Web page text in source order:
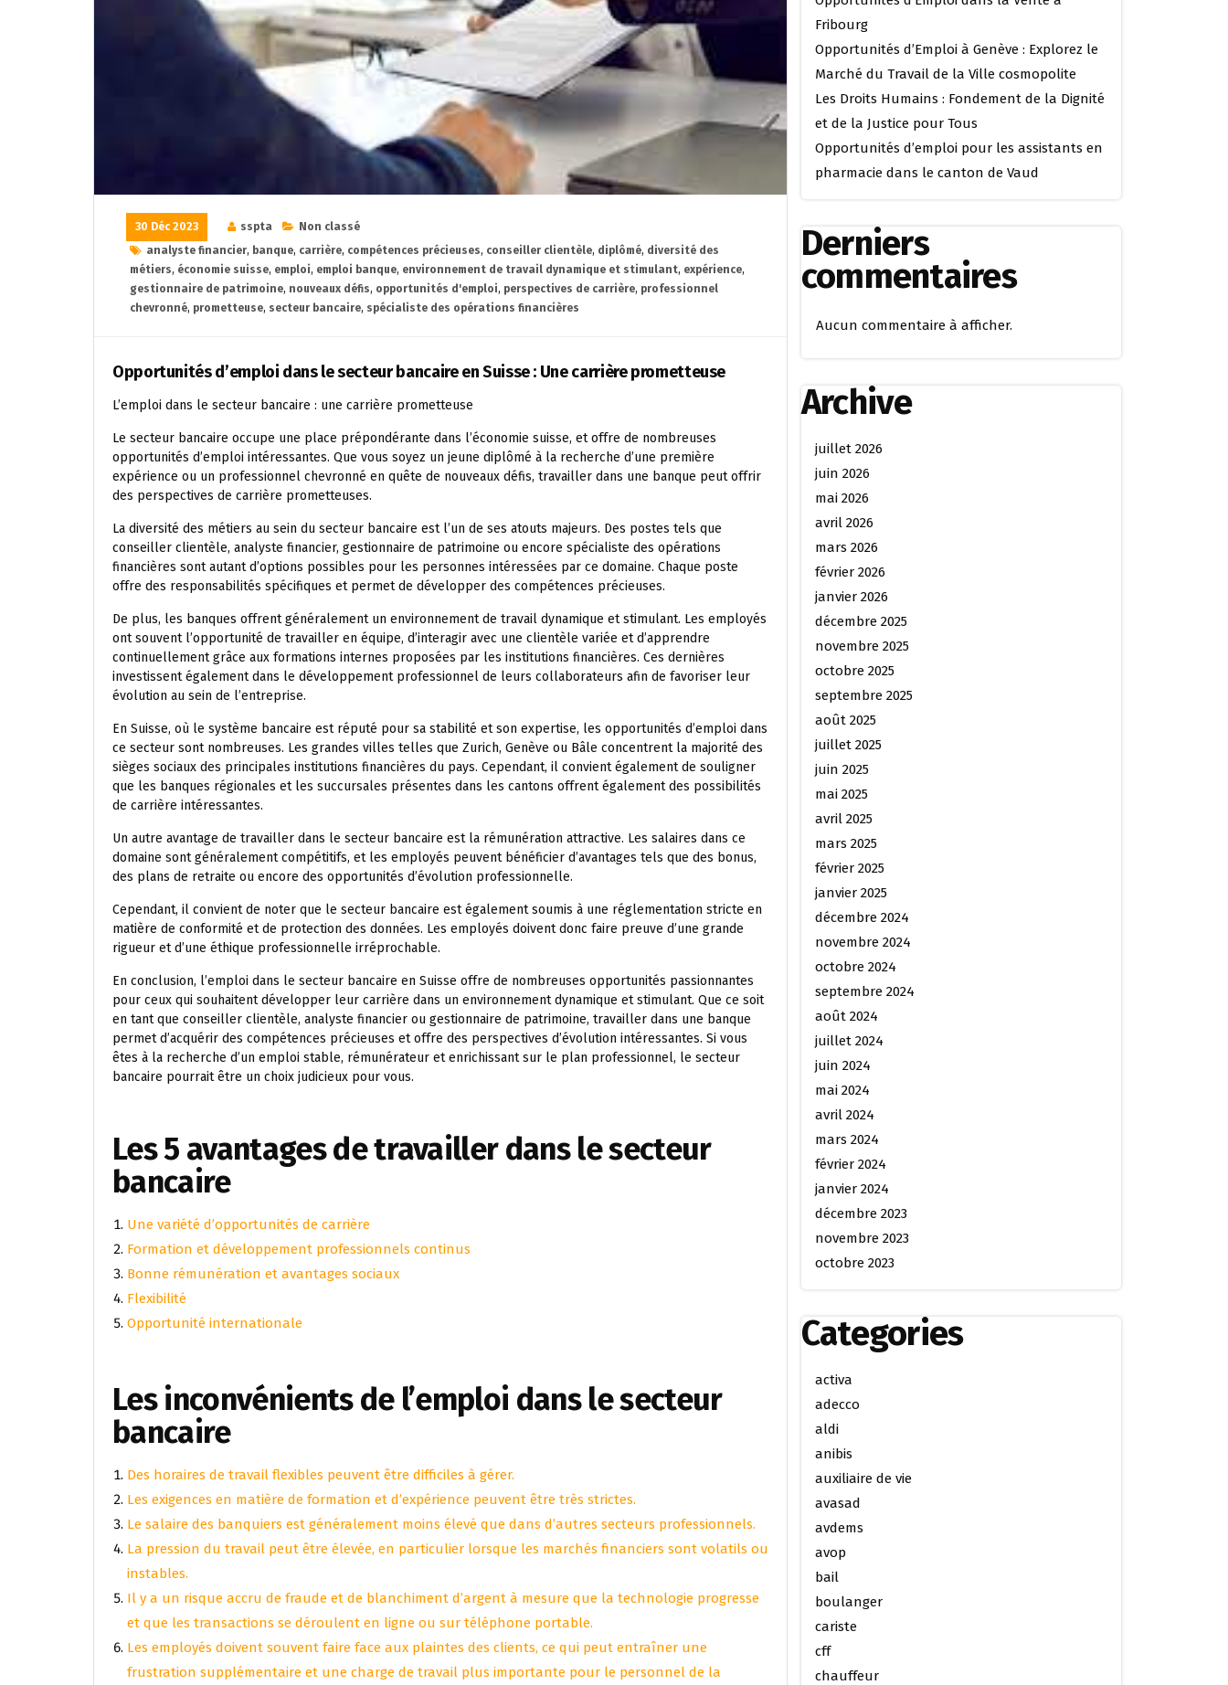
30 Déc 2023 sspta
Non classé
analyste financier, banque, carrière, compétences précieuses, conseiller clientèle, diplômé, diversité des
métiers, économie suisse, emploi, emploi banque, environnement de travail dynamique et stimulant, expérience,
gestionnaire de patrimoine, nouveaux défis, opportunités d'emploi, perspectives de carrière, professionnel
chevronné, prometteuse, secteur bancaire, spécialiste des opérations financières
Opportunités d’emploi dans le secteur bancaire en Suisse : Une carrière prometteuse
L’emploi dans le secteur bancaire : une carrière prometteuse
Le secteur bancaire occupe une place prépondérante dans l’économie suisse, et offre de nombreuses
opportunités d’emploi intéressantes. Que vous soyez un jeune diplômé à la recherche d’une première
expérience ou un professionnel chevronné en quête de nouveaux défis, travailler dans une banque peut offrir
des perspectives de carrière prometteuses.
La diversité des métiers au sein du secteur bancaire est l’un de ses atouts majeurs. Des postes tels que
conseiller clientèle, analyste financier, gestionnaire de patrimoine ou encore spécialiste des opérations
financières sont autant d’options possibles pour les personnes intéressées par ce domaine. Chaque poste
offre des responsabilités spécifiques et permet de développer des compétences précieuses.
De plus, les banques offrent généralement un environnement de travail dynamique et stimulant. Les employés
ont souvent l’opportunité de travailler en équipe, d’interagir avec une clientèle variée et d’apprendre
continuellement grâce aux formations internes proposées par les institutions financières. Ces dernières
investissent également dans le développement professionnel de leurs collaborateurs afin de favoriser leur
évolution au sein de l’entreprise.
En Suisse, où le système bancaire est réputé pour sa stabilité et son expertise, les opportunités d’emploi dans
ce secteur sont nombreuses. Les grandes villes telles que Zurich, Genève ou Bâle concentrent la majorité des
sièges sociaux des principales institutions financières du pays. Cependant, il convient également de souligner
que les banques régionales et les succursales présentes dans les cantons offrent également des possibilités
de carrière intéressantes.
Un autre avantage de travailler dans le secteur bancaire est la rémunération attractive. Les salaires dans ce
domaine sont généralement compétitifs, et les employés peuvent bénéficier d’avantages tels que des bonus,
des plans de retraite ou encore des opportunités d’évolution professionnelle.
Cependant, il convient de noter que le secteur bancaire est également soumis à une réglementation stricte en
matière de conformité et de protection des données. Les employés doivent donc faire preuve d’une grande
rigueur et d’une éthique professionnelle irréprochable.
En conclusion, l’emploi dans le secteur bancaire en Suisse offre de nombreuses opportunités passionnantes
pour ceux qui souhaitent développer leur carrière dans un environnement dynamique et stimulant. Que ce soit
en tant que conseiller clientèle, analyste financier ou gestionnaire de patrimoine, travailler dans une banque
permet d’acquérir des compétences précieuses et offre des perspectives d’évolution intéressantes. Si vous
êtes à la recherche d’un emploi stable, rémunérateur et enrichissant sur le plan professionnel, le secteur
bancaire pourrait être un choix judicieux pour vous.
Les 5 avantages de travailler dans le secteur
bancaire
Une variété d’opportunités de carrière
Formation et développement professionnels continus
Bonne rémunération et avantages sociaux
Flexibilité
Opportunité internationale
Les inconvénients de l’emploi dans le secteur
bancaire
Des horaires de travail flexibles peuvent être difficiles à gérer.
Les exigences en matière de formation et d’expérience peuvent être très strictes.
Le salaire des banquiers est généralement moins élevé que dans d’autres secteurs professionnels.
La pression du travail peut être élevée, en particulier lorsque les marchés financiers sont volatils ou
instables.
Il y a un risque accru de fraude et de blanchiment d’argent à mesure que la technologie progresse
et que les transactions se déroulent en ligne ou sur téléphone portable.
Les employés doivent souvent faire face aux plaintes des clients, ce qui peut entraîner une
frustration supplémentaire et une charge de travail plus importante pour le personnel de la
Fribourg
Opportunités d’Emploi à Genève : Explorez le
Marché du Travail de la Ville cosmopolite
Les Droits Humains : Fondement de la Dignité
et de la Justice pour Tous
Opportunités d’emploi pour les assistants en
pharmacie dans le canton de Vaud
Derniers
commentaires
Aucun commentaire à afficher.
Archive
juillet 2026
juin 2026
mai 2026
avril 2026
mars 2026
février 2026
janvier 2026
décembre 2025
novembre 2025
octobre 2025
septembre 2025
août 2025
juillet 2025
juin 2025
mai 2025
avril 2025
mars 2025
février 2025
janvier 2025
décembre 2024
novembre 2024
octobre 2024
septembre 2024
août 2024
juillet 2024
juin 2024
mai 2024
avril 2024
mars 2024
février 2024
janvier 2024
décembre 2023
novembre 2023
octobre 2023
Categories
activa
adecco
aldi
anibis
auxiliaire de vie
avasad
avdems
avop
bail
boulanger
cariste
cff
chauffeur